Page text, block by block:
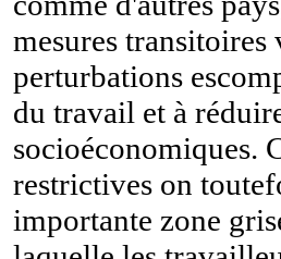
mesures
perturbations
du travail et à
socioéconomiques.
restrictives on
importante zone